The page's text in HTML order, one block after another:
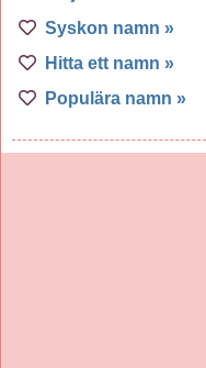
Syskon namn »
Hitta ett namn »
Populära namn »